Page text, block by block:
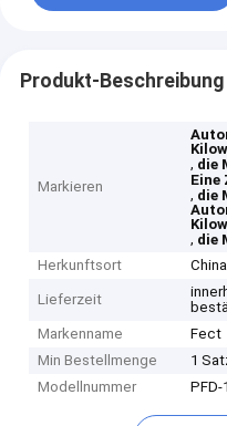
Produkt-Beschreibung
Markieren
, die
Eine
, die
, die
Herkunftsort
China
Lieferzeit
Markenname
Fect
Min Bestellmenge
1
Modellnummer
PFD-